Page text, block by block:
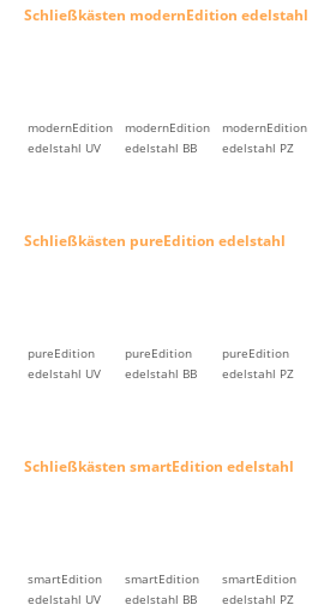
Schließkästen modernEdition edelstahl
modernEdition
edelstahl UV
modernEdition
edelstahl BB
modernEdition
edelstahl PZ
Schließkästen pureEdition edelstahl
pureEdition
edelstahl UV
pureEdition
edelstahl BB
pureEdition
edelstahl PZ
Schließkästen smartEdition edelstahl
smartEdition
edelstahl UV
smartEdition
edelstahl BB
smartEdition
edelstahl PZ